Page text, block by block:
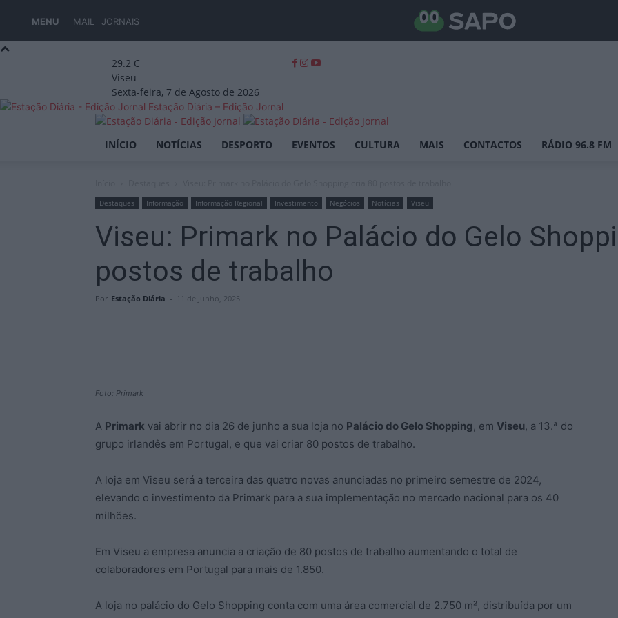
MENU MAIL JORNAIS
29.2 C
Viseu
Sexta-feira, 7 de Agosto de 2026
Estação Diária – Edição Jornal
INÍCIO NOTÍCIAS DESPORTO EVENTOS CULTURA MAIS CONTACTOS RÁDIO 96.8 FM
Destaques Informação Informação Regional Investimento Negócios Notícias Viseu
Viseu: Primark no Palácio do Gelo
postos de trabalho
Por Estação Diária - 11 de Junho, 2025
Foto: Primark
A Primark vai abrir no dia 26 de junho a sua loja no Palácio do Gelo Shopping, em Viseu, a 13.ª do
grupo irlandês em Portugal, e que vai criar 80 postos de trabalho.
A loja em Viseu será a terceira das quatro novas anunciadas no primeiro semestre de 2024,
elevando o investimento da Primark para a sua implementação no mercado nacional para os 40
milhões.
Em Viseu a empresa anuncia a criação de 80 postos de trabalho aumentando o total de
colaboradores em Portugal para mais de 1.850.
A loja no palácio do Gelo Shopping conta com uma área comercial de 2.750 m², distribuída por um